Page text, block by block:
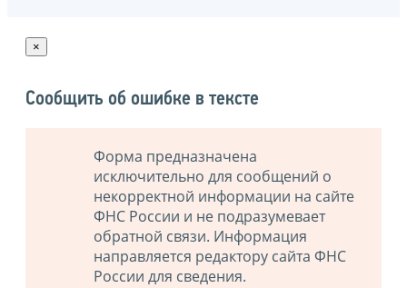
×
Сообщить об ошибке в тексте
Форма предназначена
исключительно для сообщений о
некорректной информации на сайте
ФНС России и не подразумевает
обратной связи. Информация
направляется редактору сайта ФНС
России для сведения.